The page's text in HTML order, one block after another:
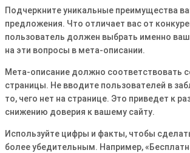
Подчеркните уникальные преимущества
предложения․ Что отличает вас от
пользователь должен выбрать именно ваш
на эти вопросы в мета-описании․
Мета-описание должно соответствовать
страницы․ Не вводите пользователей в
то, чего нет на странице․ Это приведет к
снижению доверия к вашему сайту․
Используйте цифры и факты, чтобы
более убедительным․ Например,